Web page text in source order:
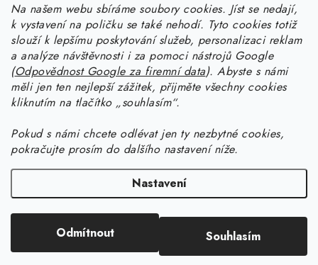
Na našem webu sbíráme soubory cookies. Jíst se nedají,
k vystavení na poličku se také nehodí. Tyto cookies totiž
slouží k lepšímu poskytování služeb, personalizaci reklam
a analýze návštěvnosti i za pomoci nástrojů Google
(Odpovědnost Google za firemní data). Abyste s námi
měli jen ten nejlepší zážitek, přijměte všechny cookies
kliknutím na tlačítko „souhlasím“.
Pokud s námi chcete odlévat jen ty nezbytné cookies,
pokračujte prosím do dalšího nastavení níže.
Nastavení
Odmítnout Souhlasím
Informace pro vás
Doprava a platba
Stav objednávky
Sledujte nás
Jak pracovat s pryskyřicí
Začněte tvořit s pryskyřicí: stáhněte si zdarma e-book pro
začátečníky
Vrstvení pryskyřice a kombinování různých druhů pryskyřic
Kalkulačka prodejní ceny výrobku (nejen) z pryskyřice
Jak brousit a leštit výrobky z epoxidové pryskyřice
Návody na výrobky z pryskyřice
Začněte tvořit s pryskyřicí: stáhněte si zdarma e-book pro
Jak vyrobit šperk z UV pryskyřice s mačkaným efektem
Jak vyrobit klíčenky z epoxidové pryskyřice
Vytvořil Shoptet Premium
. Všechna práva vyhrazena.Upravit nastavení